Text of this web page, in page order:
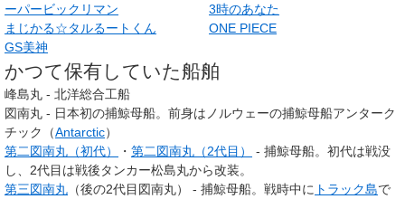
ーパービックリマン
まじかる☆タルるートくん
GS美神
3時のあなた
ONE PIECE
かつて保有していた船舶
峰島丸 - 北洋総合工船
図南丸 - 日本初の捕鯨母船。前身はノルウェーの捕鯨母船アンターク
チック（Antarctic）
第二図南丸（初代）
・ 第二図南丸（2代目）
- 捕鯨母船。初代は戦没
し、2代目は戦後タンカー松島丸から改装。
第三図南丸 （後の2代目図南丸） - 捕鯨母船。戦時中に トラック島で